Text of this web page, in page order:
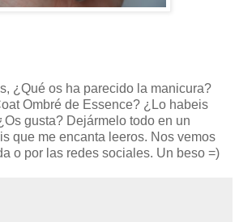
¿Qué os ha parecido la manicura?
Ombré de Essence? ¿Lo habeis
gusta? Dejármelo todo en un
que me encanta leeros. Nos vemos
o por las redes sociales. Un beso =)